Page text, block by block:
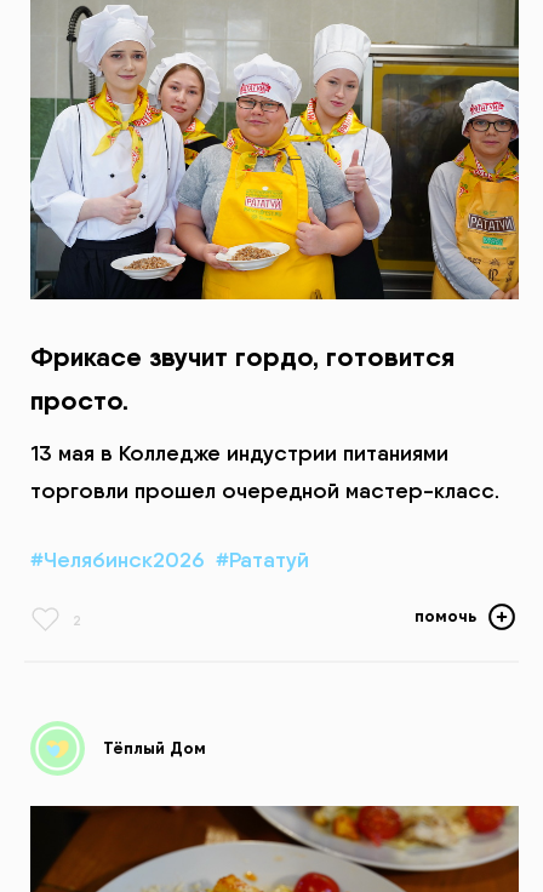
Фрикасе звучит гордо, готовится
просто.
13 мая в Колледже индустрии питаниями
торговли прошел очередной мастер-класс.
#Челябинск2026 #Рататуй
2 помочь
Тёплый Дом